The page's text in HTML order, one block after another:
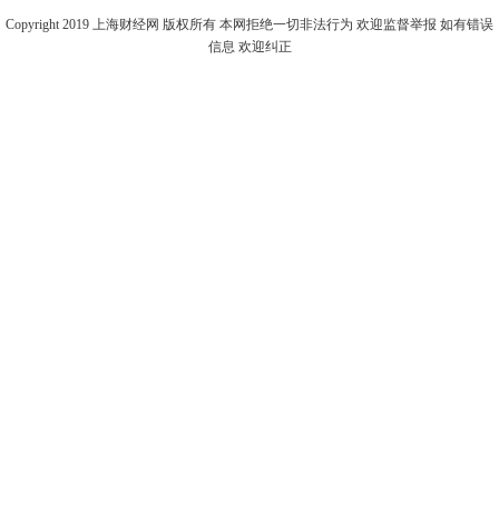
Copyright 2019 上海财经网 版权所有 本网拒绝一切非法行为 欢迎监督举报 如有错误
信息 欢迎纠正